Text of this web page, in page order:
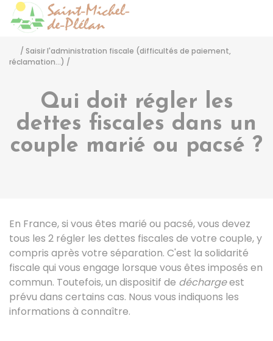
/ Saisir l'administration fiscale (difficultés de paiement,
réclamation...) /
Qui doit régler les
dettes fiscales dans un
couple marié ou pacsé ?
En France, si vous êtes marié ou pacsé, vous devez
tous les 2 régler les dettes fiscales de votre couple, y
compris après votre séparation. C'est la solidarité
fiscale qui vous engage lorsque vous êtes imposés en
commun. Toutefois, un dispositif de déchargeest
prévu dans certains cas. Nous vous indiquons les
informations à connaître.